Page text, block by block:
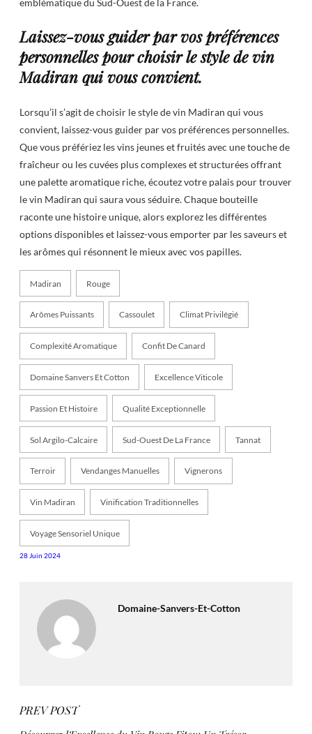
emblématique du Sud-Ouest de la France.
Laissez-vous guider par vos préférences
personnelles pour choisir le style de vin
Madiran qui vous convient.
Lorsqu’il s’agit de choisir le style de vin Madiran qui vous
convient, laissez-vous guider par vos préférences personnelles.
Que vous préfériez les vins jeunes et fruités avec une touche de
fraîcheur ou les cuvées plus complexes et structurées offrant
une palette aromatique riche, écoutez votre palais pour trouver
le vin Madiran qui saura vous séduire. Chaque bouteille
raconte une histoire unique, alors explorez les différentes
options disponibles et laissez-vous emporter par les saveurs et
les arômes qui résonnent le mieux avec vos papilles.
Madiran Rouge
Arômes Puissants Cassoulet Climat Privilégié
Complexité Aromatique Confit De Canard
Domaine Sanvers Et Cotton Excellence Viticole
Passion Et Histoire Qualité Exceptionnelle
Sol Argilo-Calcaire Sud-Ouest De La France Tannat
Terroir Vendanges Manuelles Vignerons
Vin Madiran Vinification Traditionnelles
Voyage Sensoriel Unique
28 Juin 2024
Domaine-Sanvers-Et-Cotton
PREV POST